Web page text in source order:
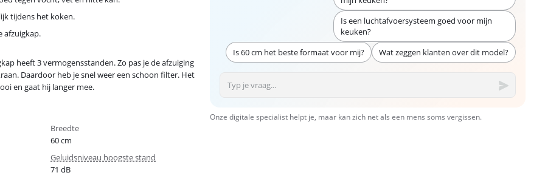
Is een luchtafvoersysteem goed voor mijn
keuken?
Is 60 cm het beste formaat voor mij?
Wat zeggen klanten over dit model?
Onze digitale specialist helpt je, maar kan zich net als een mens soms vergissen.
tijdens het koken.
afzuigkap.
heeft 3 vermogensstanden. Zo pas je de afzuiging
Daardoor heb je snel weer een schoon filter. Het
en gaat hij langer mee.
Breedte
60 cm
Geluidsniveau hoogste stand
71 dB